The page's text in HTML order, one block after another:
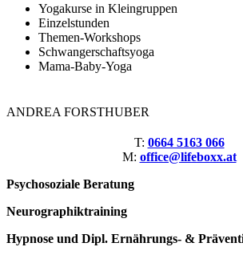
Yogakurse in Kleingruppen
Einzelstunden
Themen-Workshops
Schwangerschaftsyoga
Mama-Baby-Yoga
ANDREA FORSTHUBER
T: 0664 5163 066
M: office@lifeboxx.at
Psychosoziale Beratung
Neurographiktraining
Hypnose und Dipl. Ernährungs- &